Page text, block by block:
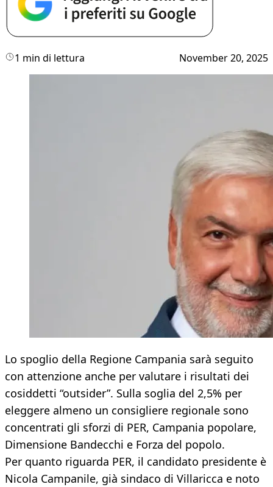
1 min di lettura November 20, 2025
Lo spoglio della Regione Campania sarà seguito
con attenzione anche per valutare i risultati dei
cosiddetti “outsider”. Sulla soglia del 2,5% per
eleggere almeno un consigliere regionale sono
concentrati gli sforzi di PER, Campania popolare,
Dimensione Bandecchi e Forza del popolo.
Per quanto riguarda PER, il candidato presidente è
Nicola Campanile, già sindaco di Villaricca e noto